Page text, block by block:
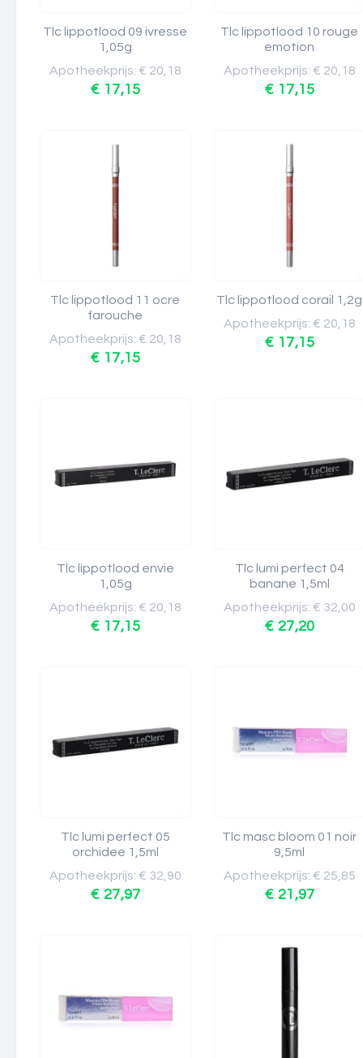
Tlc lippotlood 09 ivresse
1,05g
Apotheekprijs: € 20,18
€ 17,15
Tlc lippotlood 10 rouge
emotion
Apotheekprijs: € 20,18
€ 17,15
Tlc lippotlood 11 ocre
farouche
Apotheekprijs: € 20,18
€ 17,15
Tlc lippotlood corail 1,2g
Apotheekprijs: € 20,18
€ 17,15
Tlc lippotlood envie
1,05g
Apotheekprijs: € 20,18
€ 17,15
Tlc lumi perfect 04
banane 1,5ml
Apotheekprijs: € 32,00
€ 27,20
Tlc lumi perfect 05
orchidee 1,5ml
Apotheekprijs: € 32,90
€ 27,97
Tlc masc bloom 01 noir
9,5ml
Apotheekprijs: € 25,85
€ 21,97